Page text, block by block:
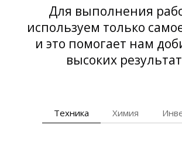
Для выполнения
используем только
и это помогает нам
высоких
Техника Химия